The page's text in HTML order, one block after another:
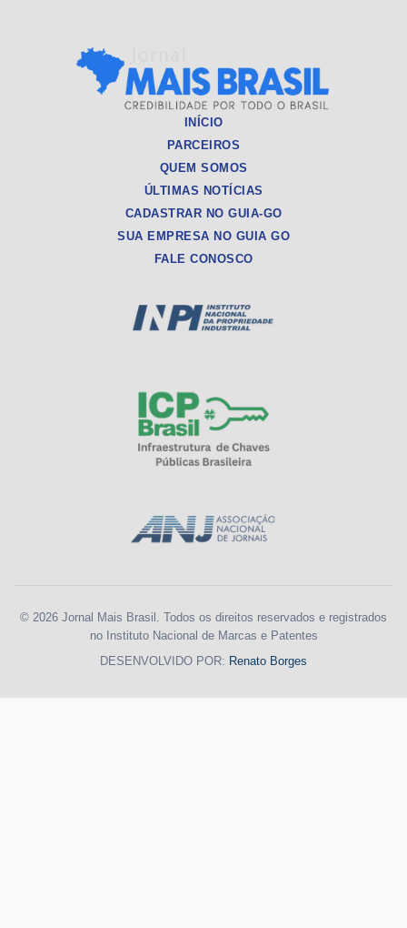
INÍCIO
PARCEIROS
QUEM SOMOS
ÚLTIMAS NOTÍCIAS
CADASTRAR NO GUIA-GO
SUA EMPRESA NO GUIA GO
FALE CONOSCO
© 2026 Jornal Mais Brasil. Todos os direitos reservados e registrados
no Instituto Nacional de Marcas e Patentes
DESENVOLVIDO POR: Renato Borges